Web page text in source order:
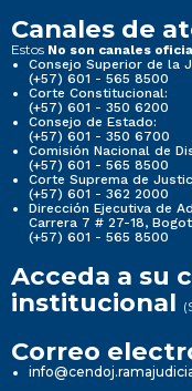
Canales de
Estos No son canales
Consejo Superior de la
(+57) 601 - 565 8500
Corte Constitucional:
(+57) 601 - 350 6200
Consejo de Estado:
(+57) 601 - 350 6700
Comisión Nacional de
(+57) 601 - 565 8500
Corte Suprema de
(+57) 601 - 362 2000
Dirección Ejecutiva de
Carrera 7 # 27-18,
(+57) 601 - 565 8500
Acceda a su
institucional
Correo